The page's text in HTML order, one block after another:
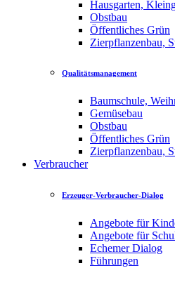
Hausgarten,
Obstbau
Öffentliches Grün
Zierpflanzenbau,
Qualitätsmanagement
Baumschule,
Gemüsebau
Obstbau
Öffentliches Grün
Zierpflanzenbau,
Verbraucher
Erzeuger-Verbraucher-Dialog
Angebote für
Angebote für
Echemer Dialog
Führungen